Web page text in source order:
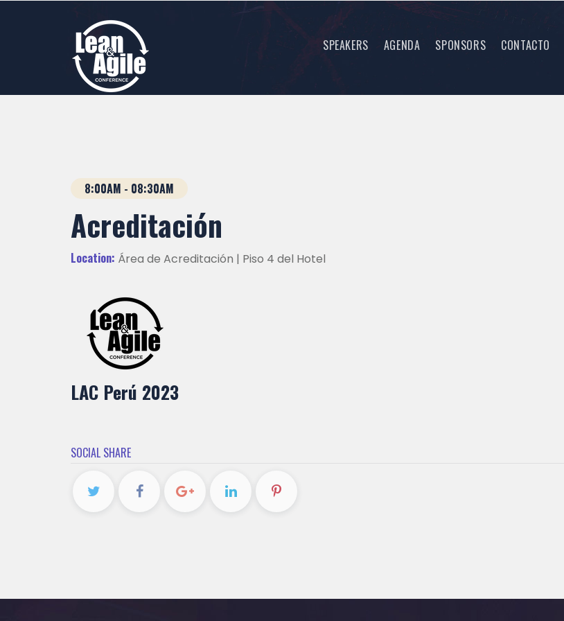
SPEAKERS AGENDA SPONSORS CONTACTO
8:00AM - 08:30AM
Acreditación
Location: Área de Acreditación | Piso 4 del Hotel
LAC Perú 2023
SOCIAL SHARE